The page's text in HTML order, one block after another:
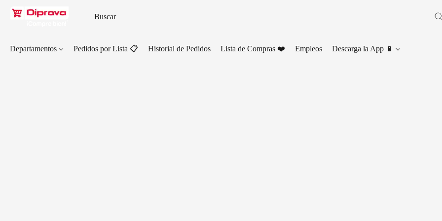
Departamentos Pedidos por Lista 📋 Historial de Pedidos Lista de Compras ❤️ Empleos Descarga la App 📱